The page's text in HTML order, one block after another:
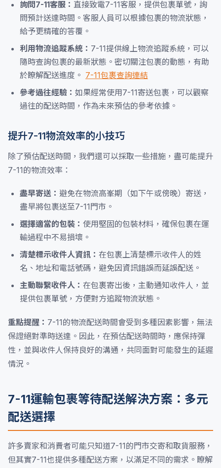
詢問7-11客服： 直接致電7-11客服，提供包裹單號，詢
問預計送達時間。客服人員可以根據包裹的物流狀態，
給予更精確的答覆。
利用物流追蹤系統： 7-11提供線上物流追蹤系統，可以
隨時查詢包裹的最新狀態。密切關注包裹的動態，有助
於瞭解配送進度。 7-11包裹查詢連結
參考過往經驗： 如果經常使用7-11寄送包裹，可以觀察
過往的配送時間，作為未來預估的參考依據。
提升7-11物流效率的小技巧
除了預估配送時間，我們還可以採取一些措施，盡可能提升
7-11的物流效率：
盡早寄送： 避免在物流高峯期（如下午或傍晚）寄送，
盡早將包裹送至7-11門市。
選擇適當的包裝： 使用堅固的包裝材料，確保包裹在運
輸過程中不易損壞。
清楚標示收件人資訊： 在包裹上清楚標示收件人的姓
名、地址和電話號碼，避免因資訊錯誤而延誤配送。
主動聯繫收件人： 在包裹寄出後，主動通知收件人，並
提供包裹單號，方便對方追蹤物流狀態。
重點提醒： 7-11的物流配送時間會受到多種因素影響，無法
保證絕對準時送達。因此，在預估配送時間時，應保持彈
性，並與收件人保持良好的溝通，共同面對可能發生的延遲
情況。
7-11運輸包裹等待配送解決方案：多元
配送選擇
許多賣家和消費者可能只知道7-11的門市交寄和取貨服務，
但其實7-11也提供多種配送方案，以滿足不同的需求。瞭解